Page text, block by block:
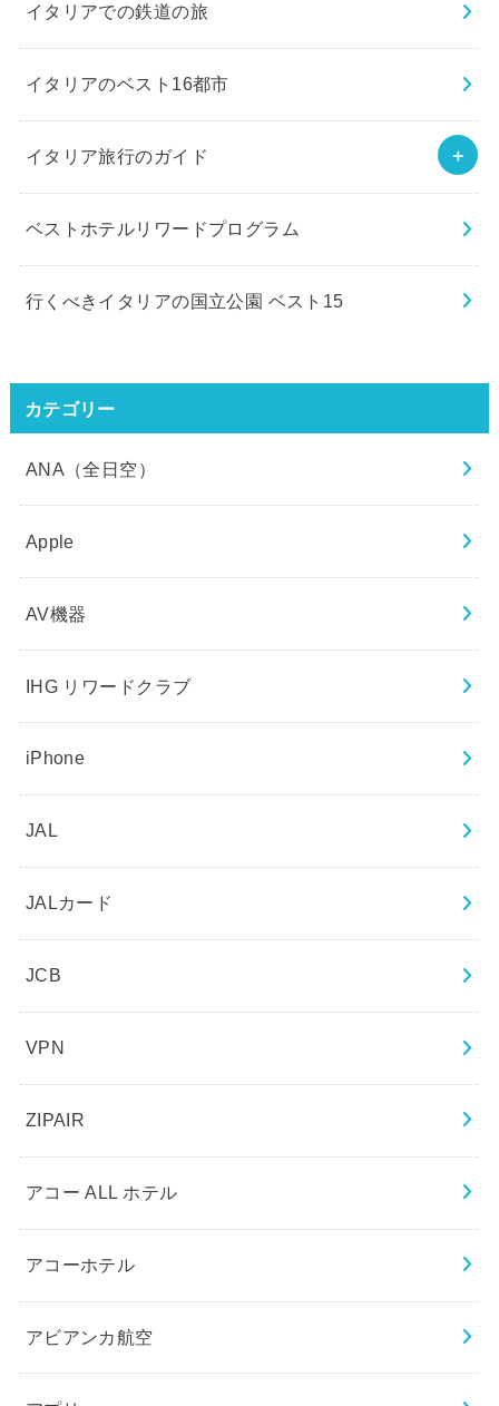
イタリアでの鉄道の旅
イタリアのベスト16都市
イタリア旅行のガイド
ベストホテルリワードプログラム
行くべきイタリアの国立公園 ベスト15
カテゴリー
ANA（全日空）
Apple
AV機器
IHG リワードクラブ
iPhone
JAL
JALカード
JCB
VPN
ZIPAIR
アコー ALL ホテル
アコーホテル
アビアンカ航空